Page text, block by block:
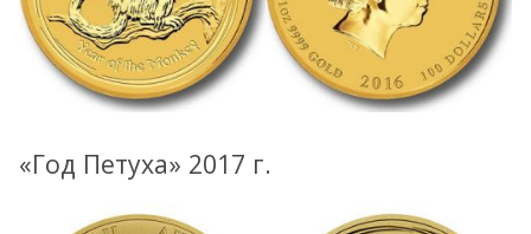
«Год Петуха» 2017 г.